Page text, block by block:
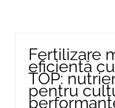
Fertilizare
eficientă
TOP:
pentru